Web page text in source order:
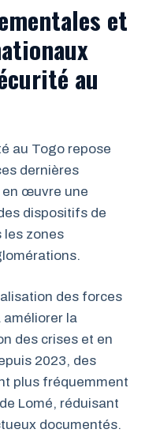
et
au
au Togo repose
dernières
en œuvre une
dispositifs de
les zones
des forces
améliorer la
des crises et en
2023, des
plus fréquemment
Lomé, réduisant
documentés.